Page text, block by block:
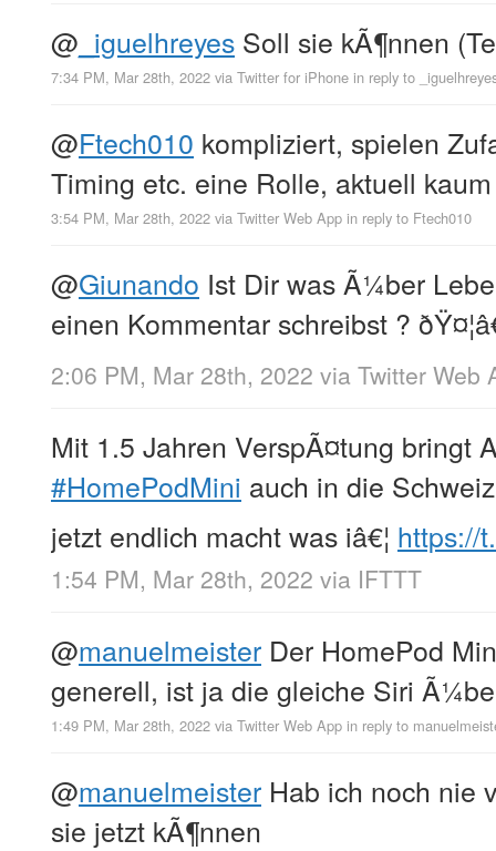
@ _iguelhreyes Soll sie kÃ¶nnen
7:34 PM, Mar 28th, 2022 via Twitter for iPhone in reply to
@Ftech010 kompliziert, spielen
Timing etc. eine Rolle, aktuell
3:54 PM, Mar 28th, 2022 via Twitter Web App in reply to Ftech010
@Giunando Ist Dir was Ã¼ber
einen Kommentar schreibst ?
2:06 PM, Mar 28th, 2022 via Twitter Web
Mit 1.5 Jahren VerspÃ¤tung bringt
#HomePodMini auch in die
jetzt endlich macht was iâ€¦ https://
1:54 PM, Mar 28th, 2022 via IFTTT
@manuelmeister Der HomePod
generell, ist ja die gleiche Siri
1:49 PM, Mar 28th, 2022 via Twitter Web App in reply to
@manuelmeister Hab ich noch nie
sie jetzt kÃ¶nnen